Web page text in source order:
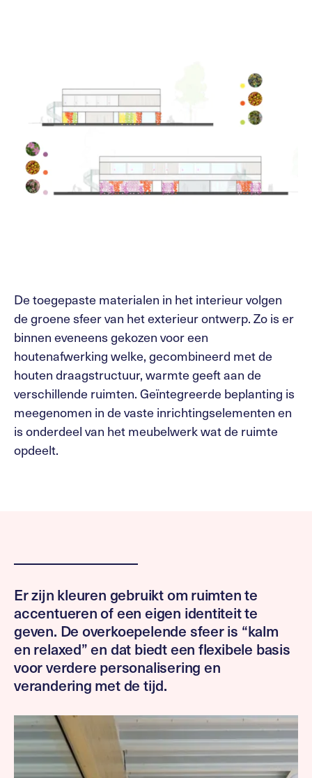
De toegepaste materialen in het interieur volgen
de groene sfeer van het exterieur ontwerp. Zo is er
binnen eveneens gekozen voor een
houtenafwerking welke, gecombineerd met de
houten draagstructuur, warmte geeft aan de
verschillende ruimten. Geïntegreerde beplanting is
meegenomen in de vaste inrichtingselementen en
is onderdeel van het meubelwerk wat de ruimte
opdeelt.
Er zijn kleuren gebruikt om ruimten te
accentueren of een eigen identiteit te
geven. De overkoepelende sfeer is “kalm
en relaxed” en dat biedt een flexibele basis
voor verdere personalisering en
verandering met de tijd.